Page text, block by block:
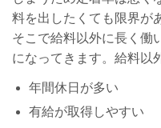
料を出したくても限界が
そこで給料以外に長く働
になってきます。給料以
年間休日が多い
有給が取得しやすい